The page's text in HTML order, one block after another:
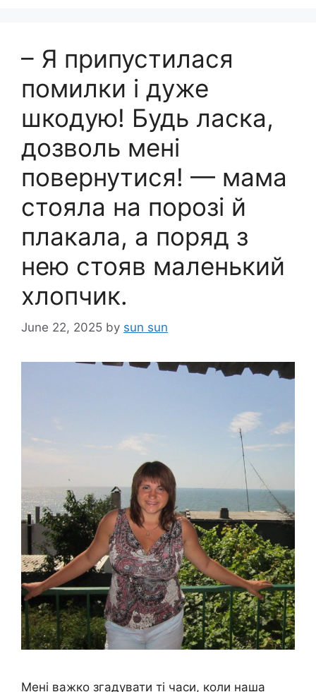
– Я припустилася
помилки і дуже
шкодую! Будь ласка,
дозволь мені
повернутися! — мама
стояла на порозі й
плакала, а поряд з
нею стояв маленький
хлопчик.
June 22, 2025 by sun sun
Мені важко згадувати ті часи, коли наша